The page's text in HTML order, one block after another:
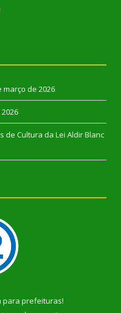
março de 2026
de Cultura da Lei Aldir Blanc
para prefeituras!